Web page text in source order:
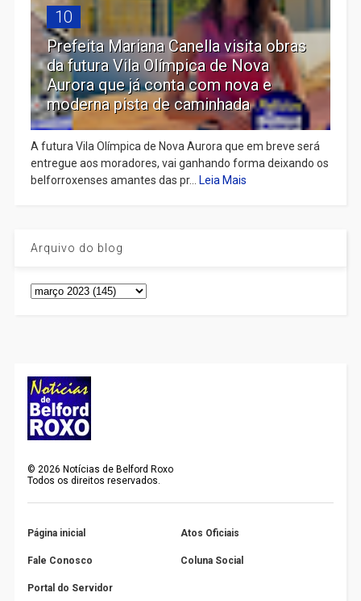
10
Prefeita Mariana Canella visita obras
da futura Vila Olímpica de Nova
Aurora que já conta com nova e
moderna pista de caminhada
A futura Vila Olímpica de Nova Aurora que em breve será
entregue aos moradores, vai ganhando forma deixando os
belforroxenses amantes das pr... Leia Mais
Arquivo do blog
©2026 Notícias de Belford Roxo
Todos os direitos reservados.
Página inicial Atos Oficiais
Fale Conosco Coluna Social
Portal do Servidor